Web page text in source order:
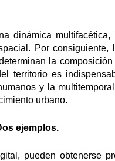
dinámica
Por
la
territorio es
y la
urbano.
ejemplos.
pueden obtenerse